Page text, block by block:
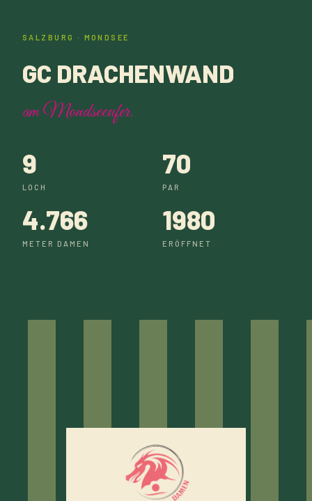
SALZBURG · MONDSEE
GC DRACHENWAND
am Mondseeufer.
9
LOCH
70
PAR
4.766
METER DAMEN
1980
ERÖFFNET